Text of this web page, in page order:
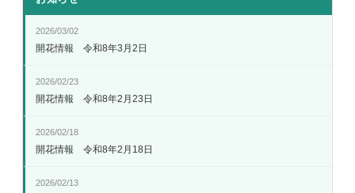
2026/03/02
開花情報 令和8年3月2日
2026/02/23
開花情報 令和8年2月23日
2026/02/18
開花情報 令和8年2月18日
2026/02/13